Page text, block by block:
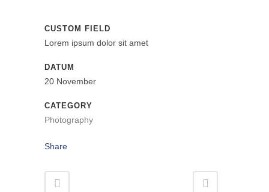
CUSTOM FIELD
Lorem ipsum dolor sit amet
DATUM
20 November
CATEGORY
Photography
Share